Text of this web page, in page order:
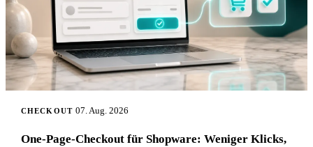
CHECKOUT 07. Aug. 2026
One-Page-Checkout für Shopware: Weniger Klicks,